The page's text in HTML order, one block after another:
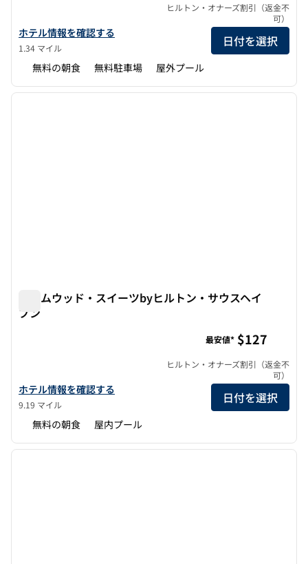
ホーム2スイーツbyヒルトン・ヘルナンドのホテルの詳細を表示
ホテル情報を確認する
1.34 マイル
ヒルトン・オナーズ割引（返金不
可）
日付を選択
無料の朝食 無料駐車場 屋外プール
1/12
1/12
次の
ホームウッド・スイーツbyヒルトン・サウスヘイ
ブン
ホームウッド・スイーツbyヒルトン・サウスヘイブンの詳細を見る
ホテル情報を確認する
9.19 マイル
最安値* $127
ヒルトン・オナーズ割引（返金不
可）
日付を選択
無料の朝食 屋内プール
1/11
1/11
次の